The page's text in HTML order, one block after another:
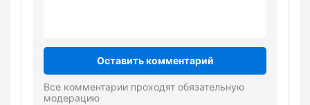
Оставить комментарий
Все комментарии проходят обязательную
модерацию